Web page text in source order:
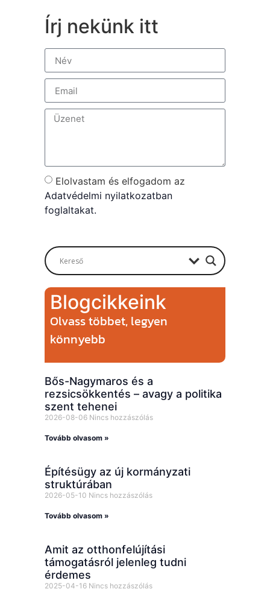
Írj nekünk itt
Elolvastam és elfogadom az
Adatvédelmi nyilatkozatban
foglaltakat.
Blogcikkeink
Olvass többet, legyen
könnyebb
Bős-Nagymaros és a
rezsicsökkentés – avagy a politika
szent tehenei
2026-08-06 Nincs hozzászólás
Tovább olvasom »
Építésügy az új kormányzati
struktúrában
2026-05-10 Nincs hozzászólás
Tovább olvasom »
Amit az otthonfelújítási
támogatásról jelenleg tudni
érdemes
2025-04-16 Nincs hozzászólás